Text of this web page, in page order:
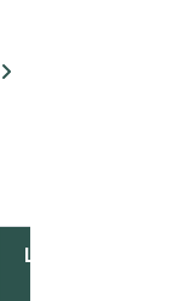
Listar todos